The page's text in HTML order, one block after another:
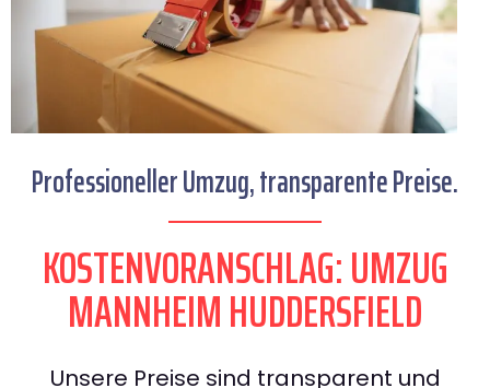
Professioneller Umzug, transparente Preise.
KOSTENVORANSCHLAG: UMZUG
MANNHEIM HUDDERSFIELD
Unsere Preise sind transparent und